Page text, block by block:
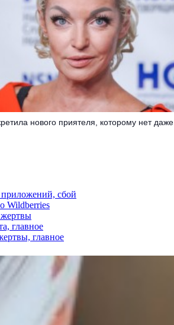
нового приятеля, которому нет даже
приложений, сбой
Wildberries
жертвы
главное
главное